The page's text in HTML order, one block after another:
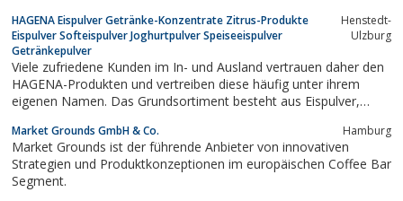
elektrisch, Getreidespeicher von Waldner, Komo und hawos,
Backbretter, Nudelbretter,...
HAGENA Eispulver Getränke-Konzentrate Zitrus-Produkte
Eispulver Softeispulver Joghurtpulver Speiseeispulver
Getränkepulver
Henstedt-
Ulzburg
Viele zufriedene Kunden im In- und Ausland vertrauen daher den
HAGENA-Produkten und vertreiben diese häufig unter ihrem
eigenen Namen. Das Grundsortiment besteht aus Eispulver,
in den vergangenen Jahren mit neuen Produkten, wie Sorbets,
Frozen-Fruta oder Sportgetränken...
Market Grounds GmbH & Co. Hamburg
Market Grounds ist der führende Anbieter von innovativen
Strategien und Produktkonzeptionen im europäischen Coffee Bar
Segment.